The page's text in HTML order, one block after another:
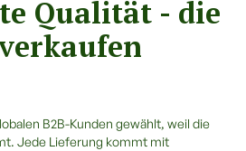
Qualität - die
B2B-Kunden gewählt, weil die
Jede Lieferung kommt mit